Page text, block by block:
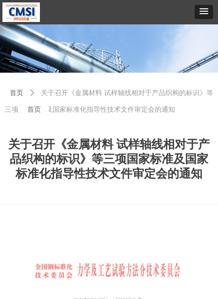
关于召开《金属材料 试样轴线相对于产
品织构的标识》等三项国家标准及国家
标准化指导性技术文件审定会的通知
首页 ꄲ 关于召开《金属材料 试样轴线相对于产品织构的标识》等
三项国家标准及国家标准化指导性技术文件审定会的通知
首页